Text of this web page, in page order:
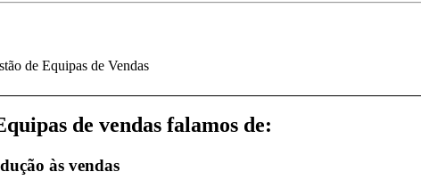
de vendas falamos de:
às vendas